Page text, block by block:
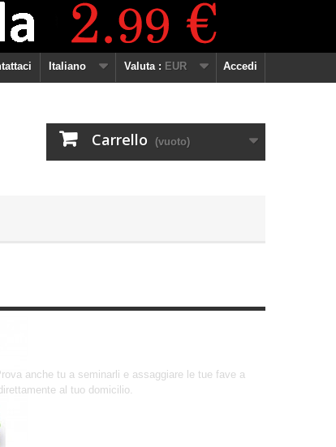
Accedi
Valuta : EUR
Italiano
Carrello (vuoto)
anche tu a seminarli e assaggiare le tue fave a
al tuo domicilio.